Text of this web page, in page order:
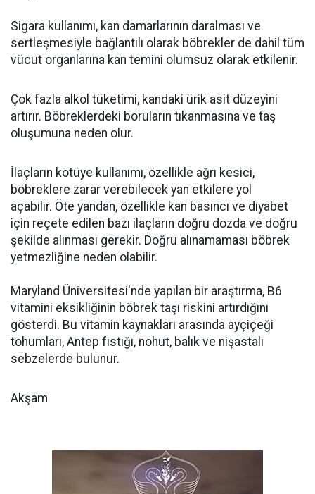
Sigara kullanımı, kan damarlarının daralması ve
sertleşmesiyle bağlantılı olarak böbrekler de dahil tüm
vücut organlarına kan temini olumsuz olarak etkilenir.
Çok fazla alkol tüketimi, kandaki ürik asit düzeyini
artırır. Böbreklerdeki boruların tıkanmasına ve taş
oluşumuna neden olur.
İlaçların kötüye kullanımı, özellikle ağrı kesici,
böbreklere zarar verebilecek yan etkilere yol
açabilir. Öte yandan, özellikle kan basıncı ve diyabet
için reçete edilen bazı ilaçların doğru dozda ve doğru
şekilde alınması gerekir. Doğru alınamaması böbrek
yetmezliğine neden olabilir.
Maryland Üniversitesi'nde yapılan bir araştırma, B6
vitamini eksikliğinin böbrek taşı riskini artırdığını
gösterdi. Bu vitamin kaynakları arasında ayçiçeği
tohumları, Antep fıstığı, nohut, balık ve nişastalı
sebzelerde bulunur.
Akşam